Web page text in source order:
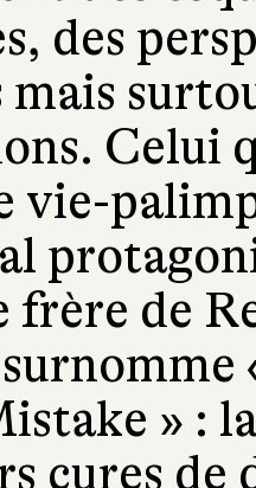
des
mais
Celui
vie-
frère de
» :
cures